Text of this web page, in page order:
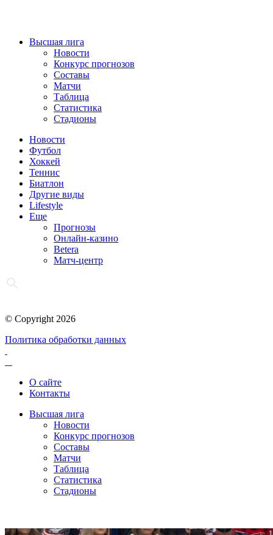
Высшая лига
Новости
Конкурс прогнозов
Составы
Матчи
Таблица
Статистика
Стадионы
Новости
Футбол
Хоккей
Теннис
Биатлон
Другие виды
Lifestyle
Еще
Прогнозы
Онлайн-казино
Betera
Матч-центр
© Copyright 2026
Политика обработки данных
О сайте
Контакты
Высшая лига
Новости
Конкурс прогнозов
Составы
Матчи
Таблица
Статистика
Стадионы